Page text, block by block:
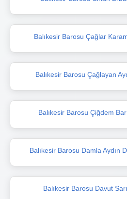
Balıkesir Barosu Çağlar
Balıkesir Barosu Çağlayan
Balıkesir Barosu Çiğdem
Balıkesir Barosu Damla Aydın
Balıkesir Barosu Davut